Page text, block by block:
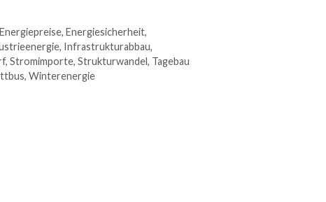
Energiepreise, Energiesicherheit,
, Infrastrukturabbau,
, Stromimporte, Strukturwandel, Tagebau
, Winterenergie